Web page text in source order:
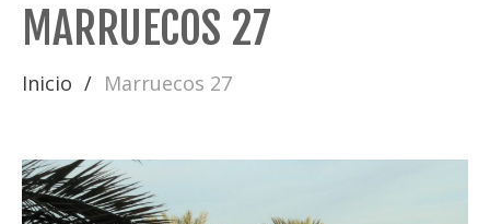
MARRUECOS 27
Inicio Marruecos 27